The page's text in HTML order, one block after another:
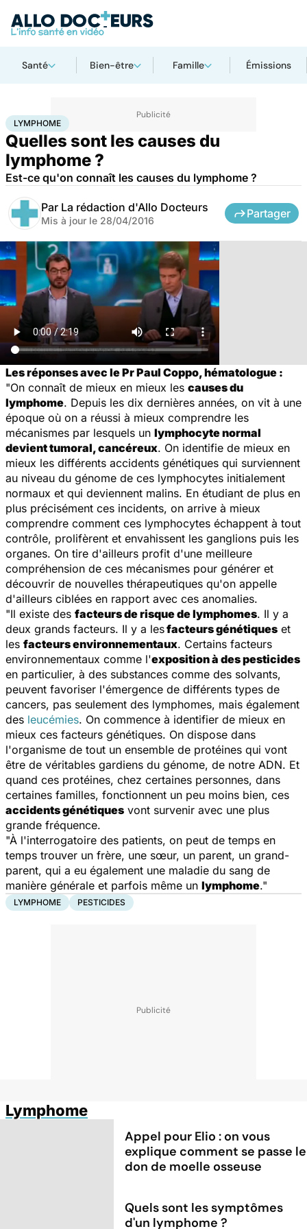
Santé Bien-être Famille Émissions
AccueilSanté Lymphome
LYMPHOME
Quelles sont les causes du
lymphome ?
Est-ce qu'on connaît les causes du lymphome ?
Par La rédaction d'Allo Docteurs
Mis à jour le 28/04/2016
Partager
Les réponses avec le Pr Paul Coppo, hématologue :
"On connaît de mieux en mieux les causes du
lymphome. Depuis les dix dernières années, on vit à une
époque où on a réussi à mieux comprendre les
mécanismes par lesquels un lymphocyte normal
devient tumoral, cancéreux. On identifie de mieux en
mieux les différents accidents génétiques qui surviennent
au niveau du génome de ces lymphocytes initialement
normaux et qui deviennent malins. En étudiant de plus en
plus précisément ces incidents, on arrive à mieux
comprendre comment ces lymphocytes échappent à tout
contrôle, prolifèrent et envahissent les ganglions puis les
organes. On tire d'ailleurs profit d'une meilleure
compréhension de ces mécanismes pour générer et
découvrir de nouvelles thérapeutiques qu'on appelle
d'ailleurs ciblées en rapport avec ces anomalies.
"Il existe des facteurs de risque de lymphomes. Il y a
deux grands facteurs. Il y a lesfacteurs génétiques et
les facteurs environnementaux. Certains facteurs
environnementaux comme l'exposition à des pesticides
en particulier, à des substances comme des solvants,
peuvent favoriser l'émergence de différents types de
cancers, pas seulement des lymphomes, mais également
des leucémies. On commence à identifier de mieux en
mieux ces facteurs génétiques. On dispose dans
l'organisme de tout un ensemble de protéines qui vont
être de véritables gardiens du génome, de notre ADN. Et
quand ces protéines, chez certaines personnes, dans
certaines familles, fonctionnent un peu moins bien, ces
accidents génétiques vont survenir avec une plus
grande fréquence.
"À l'interrogatoire des patients, on peut de temps en
temps trouver un frère, une sœur, un parent, un grand-
parent, qui a eu également une maladie du sang de
manière générale et parfois même un lymphome."
LYMPHOME PESTICIDES
Lymphome
Appel pour Elio : on vous
explique comment se passe le
don de moelle osseuse
Quels sont les symptômes
d'un lymphome ?